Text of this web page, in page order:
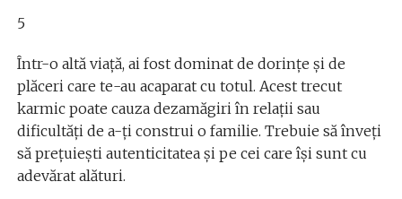
5
Într-o altă viață, ai fost dominat de dorințe și de
plăceri care te-au acaparat cu totul. Acest trecut
karmic poate cauza dezamăgiri în relații sau
dificultăți de a-ți construi o familie. Trebuie să înveți
să prețuiești autenticitatea și pe cei care își sunt cu
adevărat alături.